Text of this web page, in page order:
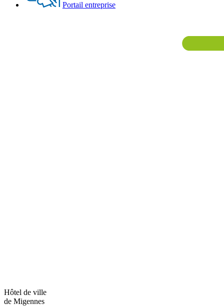
Portail entreprise
Hôtel de ville
de Migennes